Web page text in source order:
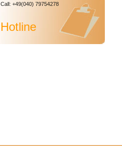
Call: +49(040) 79754278
Hotline